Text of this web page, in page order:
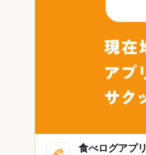
食べログアプリ